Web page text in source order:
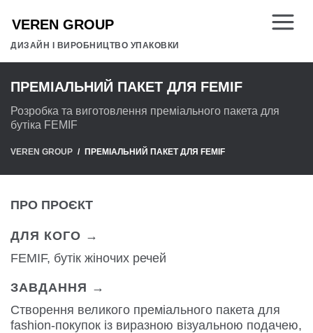
ДИЗАЙН І ВИРОБНИЦТВО УПАКОВКИ
ПРЕМІАЛЬНИЙ ПАКЕТ ДЛЯ FEMIF
Розробка та виготовлення преміального пакета для
бутіка FEMIF
VEREN GROUP ПРЕМІАЛЬНИЙ ПАКЕТ ДЛЯ FEMIF
ПРО ПРОЄКТ
ДЛЯ КОГО →
FEMIF, бутік жіночих речей
ЗАВДАННЯ →
Створення великого преміального пакета для
fashion-покупок із виразною візуальною подачею,